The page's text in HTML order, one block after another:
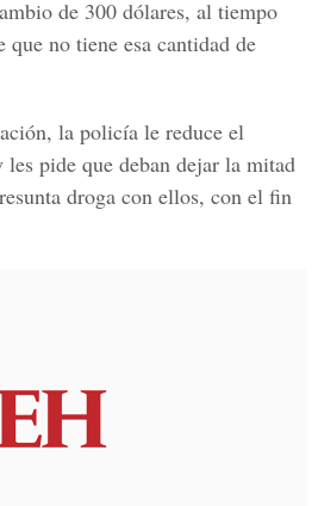
de 300 dólares, al tiempo
no tiene esa cantidad de
la policía le reduce el
les pide que deban dejar la mitad
droga con ellos, con el fin